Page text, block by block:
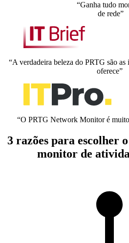
“Ganha tudo
de rede”
“A verdadeira beleza do PRTG são
oferece”
“O PRTG Network Monitor é
3 razões para escolher
monitor de